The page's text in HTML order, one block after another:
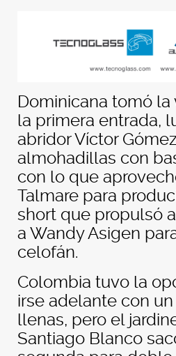
Dominicana tomó la
la primera entrada,
abridor Víctor
almohadillas con
con lo que
Talmare para
short que propulsó
a Wandy Asigen
celofán.
Colombia tuvo la
irse adelante con
llenas, pero el
Santiago Blanco